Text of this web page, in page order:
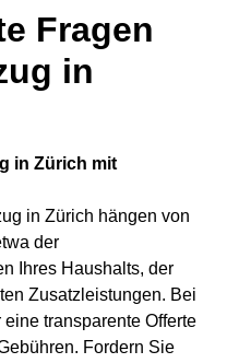
Fragen
in
in Zürich mit
in Zürich hängen von
der
Ihres Haushalts, der
Zusatzleistungen. Bei
transparente Offerte
Fordern Sie